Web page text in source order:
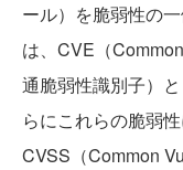
ール）を脆弱性の
は、CVE（
通脆弱性識別子）
らにこれらの脆弱
CVSS（Common